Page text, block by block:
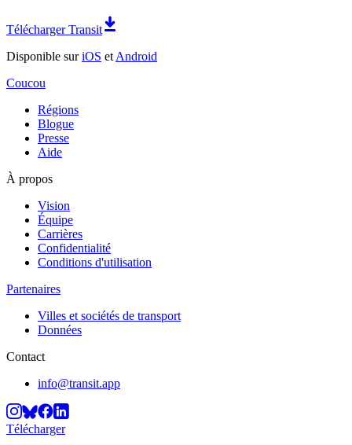
Télécharger Transit
Disponible suriOS et Android
Coucou
Régions
Blogue
Presse
Aide
À propos
Vision
Équipe
Carrières
Confidentialité
Conditions d'utilisation
Partenaires
Villes et sociétés de transport
Données
Contact
info@transit.app
Télécharger